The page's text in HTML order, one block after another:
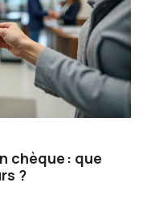
chèque : que
?